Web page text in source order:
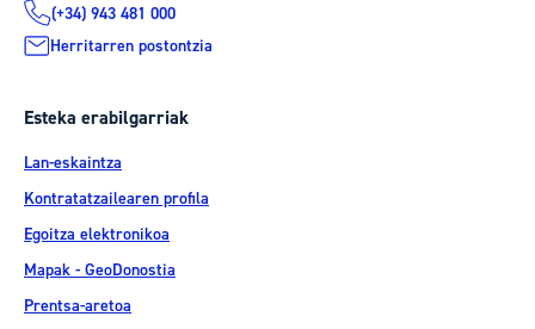
(+34) 943 481 000
Herritarren postontzia
Esteka erabilgarriak
Lan-eskaintza
Kontratatzailearen profila
Egoitza elektronikoa
Mapak - GeoDonostia
Prentsa-aretoa